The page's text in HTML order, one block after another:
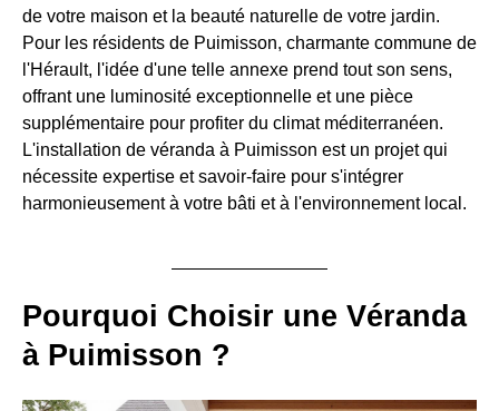
de votre maison et la beauté naturelle de votre jardin.
Pour les résidents de Puimisson, charmante commune de
l'Hérault, l'idée d'une telle annexe prend tout son sens,
offrant une luminosité exceptionnelle et une pièce
supplémentaire pour profiter du climat méditerranéen.
L'installation de véranda à Puimisson est un projet qui
nécessite expertise et savoir-faire pour s'intégrer
harmonieusement à votre bâti et à l'environnement local.
Pourquoi Choisir une Véranda
à Puimisson ?